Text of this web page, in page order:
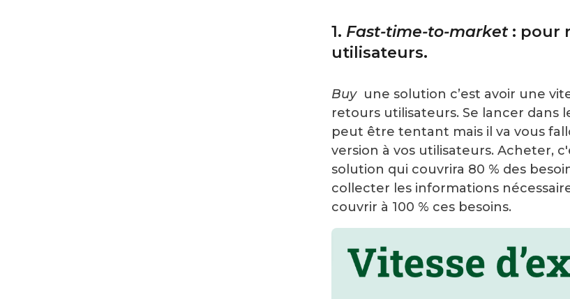
1. Fast-time-to-market : pour
utilisateurs.
Buy une solution c’est avoir une
retours utilisateurs. Se lancer
peut être tentant mais il va vous
version à vos utilisateurs. Acheter,
solution qui couvrira 80 % des
collecter les informations
couvrir à 100 % ces besoins.